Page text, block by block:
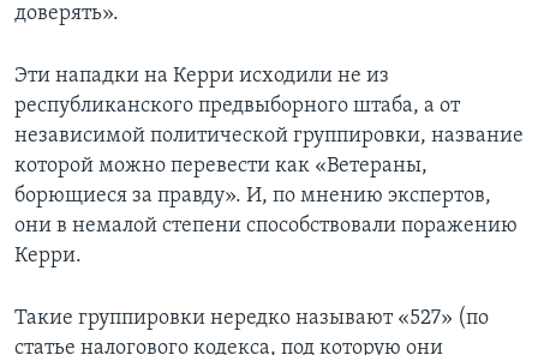
доверять».
Эти нападки на Керри исходили не из
республиканского предвыборного штаба, а от
независимой политической группировки, название
которой можно перевести как «Ветераны,
борющиеся за правду». И, по мнению экспертов,
они в немалой степени способствовали поражению
Керри.
Такие группировки нередко называют «527» (по
статье налогового кодекса, под которую они